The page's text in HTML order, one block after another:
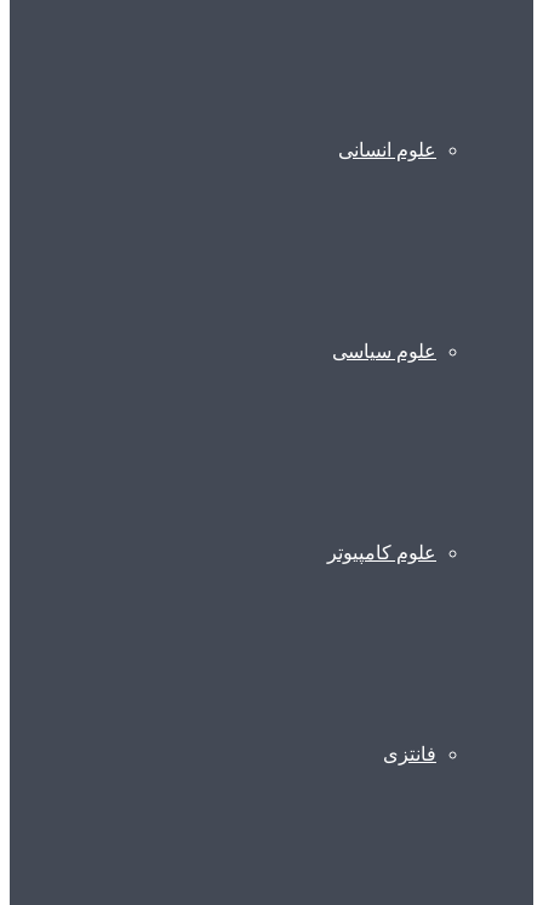
علوم انسانی
علوم سیاسی
علوم کامپیوتر
فانتزی